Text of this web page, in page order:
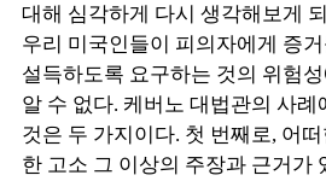
대해 심각하게 다시 생각해보게
우리 미국인들이 피의자에게 증
설득하도록 요구하는 것의 위험
알 수 없다. 케버노 대법관의 사
것은 두 가지이다. 첫 번째로, 어
한 고소 그 이상의 주장과 근거가